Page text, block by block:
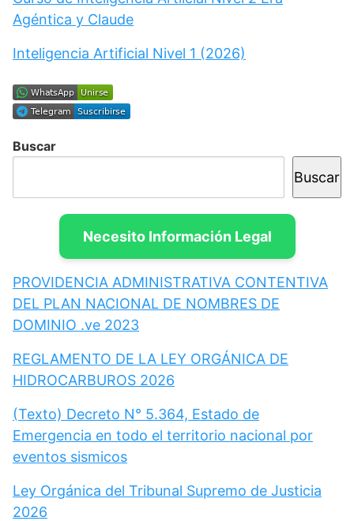
Agéntica y Claude
Inteligencia Artificial Nivel 1 (2026)
Buscar
Buscar
Necesito Información Legal
PROVIDENCIA ADMINISTRATIVA CONTENTIVA
DEL PLAN NACIONAL DE NOMBRES DE
DOMINIO .ve 2023
REGLAMENTO DE LA LEY ORGÁNICA DE
HIDROCARBUROS 2026
(Texto) Decreto N° 5.364, Estado de
Emergencia en todo el territorio nacional por
eventos sismicos
Ley Orgánica del Tribunal Supremo de Justicia
2026